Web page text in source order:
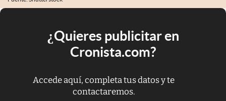
¿Quieres publicitar en
Cronista.com?
Accede aquí, completa tus datos y te
contactaremos.